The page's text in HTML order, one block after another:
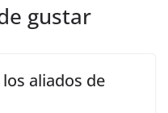
gustar
aliados de